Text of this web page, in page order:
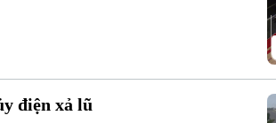
điện xả lũ